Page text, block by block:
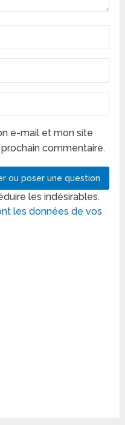
e-mail et mon site
commentaire.
les indésirables.
les données de vos